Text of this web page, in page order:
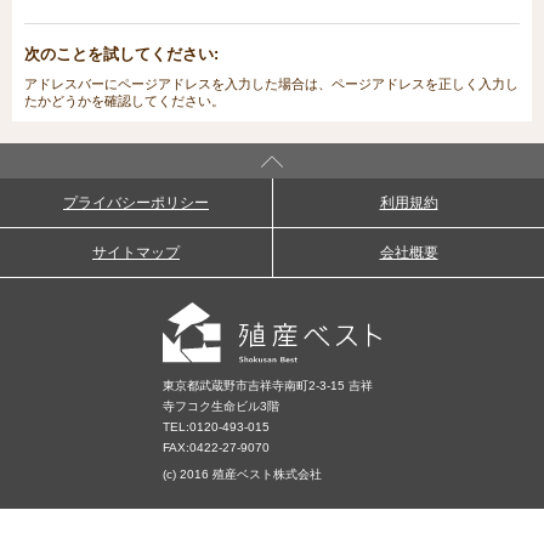
次のことを試してください:
アドレスバーにページアドレスを入力した場合は、ページアドレスを正しく入力し
たかどうかを確認してください。
プライバシーポリシー 利用規約
サイトマップ 会社概要
東京都武蔵野市吉祥寺南町2-3-15 吉祥
寺フコク生命ビル3階
TEL:0120-493-015
FAX:0422-27-9070
(c) 2016 殖産ベスト株式会社